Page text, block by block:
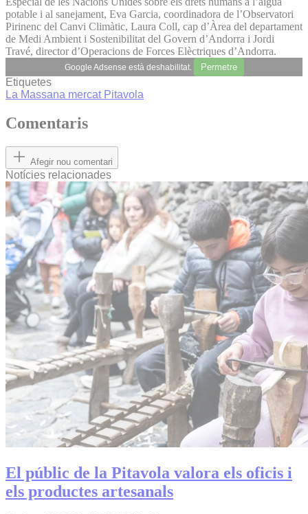
potable i al sanejament, Eva Garcia, coordinadora de l’Observatori
Pirinenc del Canvi Climàtic, Laura Coll, cap d’Àrea del departament
de Medi Ambient i Sostenibilitat del Govern d’Andorra i Jordi
Travé, director d’Operacions de Forces Elèctriques d’Andorra.
Google Adsense està deshabilitat. Permetre
Etiquetes
La Massana mercat Pitavola
Comentaris
Afegir nou comentari
Notícies relacionades
El públic de la Pitavola valora els oficis i
els productes artesanals